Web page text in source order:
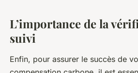
L’importance de la
suivi
Enfin, pour assurer le succès de